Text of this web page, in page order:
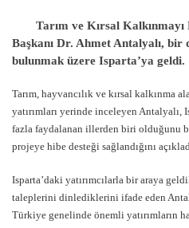
Tarım ve Kırsal Kalkınmayı Destekleme Kurumu (TKDK)
Başkanı Dr. Ahmet Antalyalı, bir
bulunmak üzere Isparta’ya geldi.
Tarım, hayvancılık ve kırsal kalkınma
yatırımları yerinde inceleyen Antalyalı,
fazla faydalanan illerden biri olduğunu
projeye hibe desteği sağlandığını
Isparta’daki yatırımcılarla bir araya
taleplerini dinlediklerini ifade eden
Türkiye genelinde önemli yatırımların